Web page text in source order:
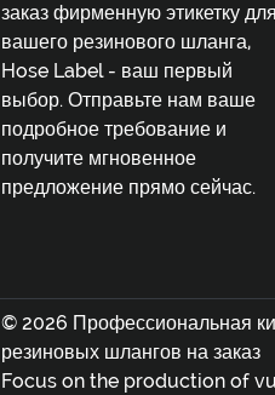
заказ фирменную этикетку для
вашего резинового шланга,
Hose Label - ваш первый
выбор. Отправьте нам ваше
подробное требование и
получите мгновенное
предложение прямо сейчас.
© 2026 Профессиональная
резиновых шлангов на заказ
Focus on the production of